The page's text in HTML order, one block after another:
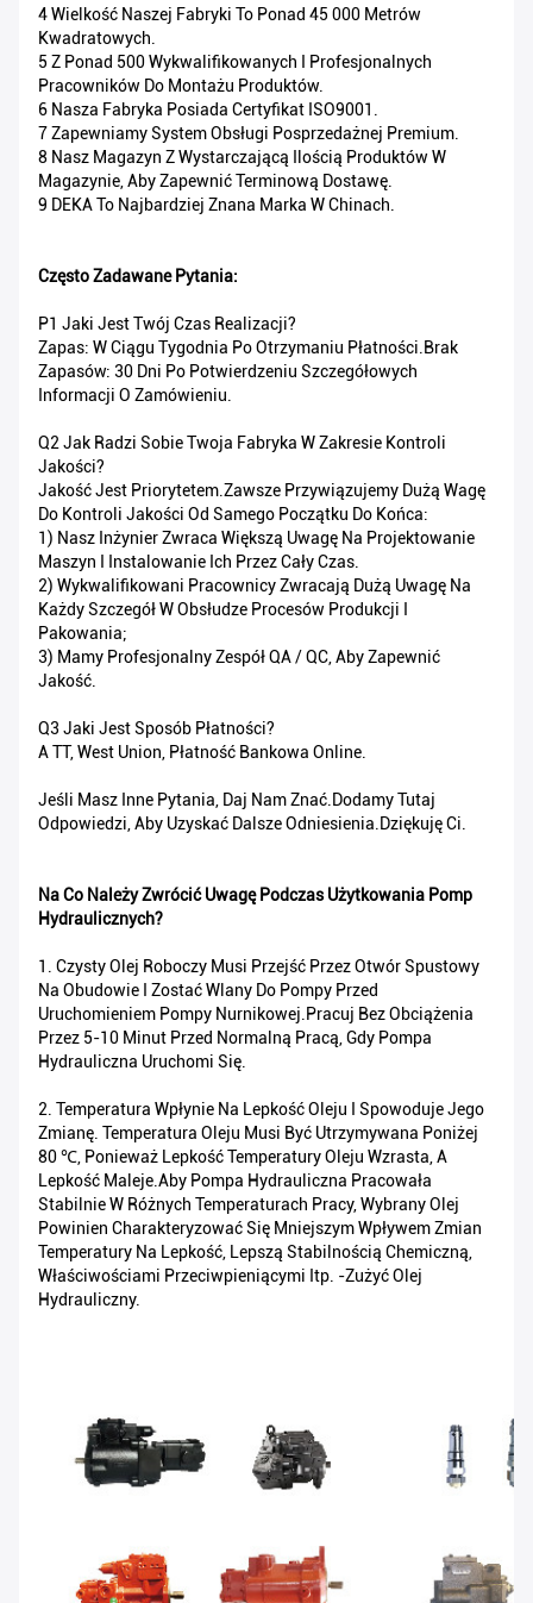
4 Wielkość Naszej Fabryki To Ponad 45 000 Metrów
Kwadratowych.
5 Z Ponad 500 Wykwalifikowanych I Profesjonalnych
Pracowników Do Montażu Produktów.
6 Nasza Fabryka Posiada Certyfikat ISO9001.
7 Zapewniamy System Obsługi Posprzedażnej Premium.
8 Nasz Magazyn Z Wystarczającą Ilością Produktów W
Magazynie, Aby Zapewnić Terminową Dostawę.
9 DEKA To Najbardziej Znana Marka W Chinach.
Często Zadawane Pytania:
P1 Jaki Jest Twój Czas Realizacji?
Zapas: W Ciągu Tygodnia Po Otrzymaniu Płatności.Brak
Zapasów: 30 Dni Po Potwierdzeniu Szczegółowych
Informacji O Zamówieniu.
Q2 Jak Radzi Sobie Twoja Fabryka W Zakresie Kontroli
Jakości?
Jakość Jest Priorytetem.Zawsze Przywiązujemy Dużą Wagę
Do Kontroli Jakości Od Samego Początku Do Końca:
1) Nasz Inżynier Zwraca Większą Uwagę Na Projektowanie
Maszyn I Instalowanie Ich Przez Cały Czas.
2) Wykwalifikowani Pracownicy Zwracają Dużą Uwagę Na
Każdy Szczegół W Obsłudze Procesów Produkcji I
Pakowania;
3) Mamy Profesjonalny Zespół QA / QC, Aby Zapewnić
Jakość.
Q3 Jaki Jest Sposób Płatności?
A TT, West Union, Płatność Bankowa Online.
Jeśli Masz Inne Pytania, Daj Nam Znać.Dodamy Tutaj
Odpowiedzi, Aby Uzyskać Dalsze Odniesienia.Dziękuję Ci.
Na Co Należy Zwrócić Uwagę Podczas Użytkowania Pomp
Hydraulicznych?
1. Czysty Olej Roboczy Musi Przejść Przez Otwór Spustowy
Na Obudowie I Zostać Wlany Do Pompy Przed
Uruchomieniem Pompy Nurnikowej.Pracuj Bez Obciążenia
Przez 5-10 Minut Przed Normalną Pracą, Gdy Pompa
Hydrauliczna Uruchomi Się.
2. Temperatura Wpłynie Na Lepkość Oleju I Spowoduje Jego
Zmianę. Temperatura Oleju Musi Być Utrzymywana Poniżej
80 ℃, Ponieważ Lepkość Temperatury Oleju Wzrasta, A
Lepkość Maleje.Aby Pompa Hydrauliczna Pracowała
Stabilnie W Różnych Temperaturach Pracy, Wybrany Olej
Powinien Charakteryzować Się Mniejszym Wpływem Zmian
Temperatury Na Lepkość, Lepszą Stabilnością Chemiczną,
Właściwościami Przeciwpieniącymi Itp. -zużyć Olej
Hydrauliczny.